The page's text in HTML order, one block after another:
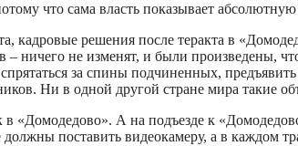
что сама власть показывает
кадровые решения после теракта в
– ничего не изменят, и были произведены,
за спины подчиненных,
Ни в одной другой стране мира такие
«Домодедово». А на подъезде к
поставить видеокамеру, а в каждом